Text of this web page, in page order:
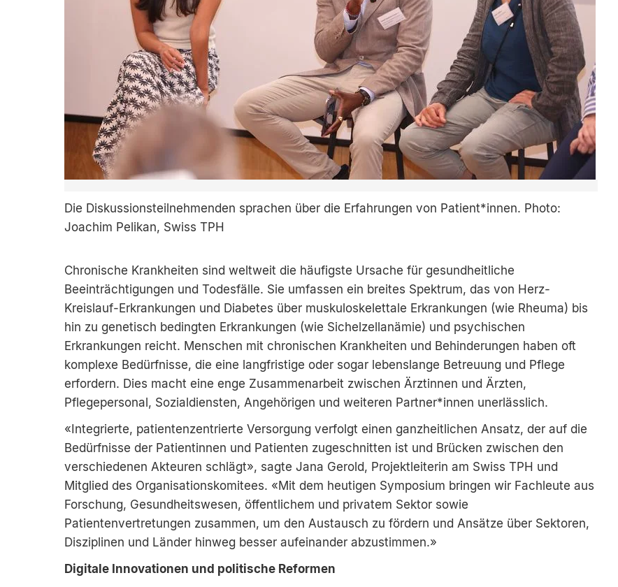
Die Diskussionsteilnehmenden sprachen über die Erfahrungen von Patient*innen. Photo:
Joachim Pelikan, Swiss TPH
Chronische Krankheiten sind weltweit die häufigste Ursache für gesundheitliche
Beeinträchtigungen und Todesfälle. Sie umfassen ein breites Spektrum, das von Herz-
Kreislauf-Erkrankungen und Diabetes über muskuloskelettale Erkrankungen (wie Rheuma) bis
hin zu genetisch bedingten Erkrankungen (wie Sichelzellanämie) und psychischen
Erkrankungen reicht. Menschen mit chronischen Krankheiten und Behinderungen haben oft
komplexe Bedürfnisse, die eine langfristige oder sogar lebenslange Betreuung und Pflege
erfordern. Dies macht eine enge Zusammenarbeit zwischen Ärztinnen und Ärzten,
Pflegepersonal, Sozialdiensten, Angehörigen und weiteren Partner*innen unerlässlich.
«Integrierte, patientenzentrierte Versorgung verfolgt einen ganzheitlichen Ansatz, der auf die
Bedürfnisse der Patientinnen und Patienten zugeschnitten ist und Brücken zwischen den
verschiedenen Akteuren schlägt», sagte Jana Gerold, Projektleiterin am Swiss TPH und
Mitglied des Organisationskomitees. «Mit dem heutigen Symposium bringen wir Fachleute aus
Forschung, Gesundheitswesen, öffentlichem und privatem Sektor sowie
Patientenvertretungen zusammen, um den Austausch zu fördern und Ansätze über Sektoren,
Disziplinen und Länder hinweg besser aufeinander abzustimmen.»
Digitale Innovationen und politische Reformen